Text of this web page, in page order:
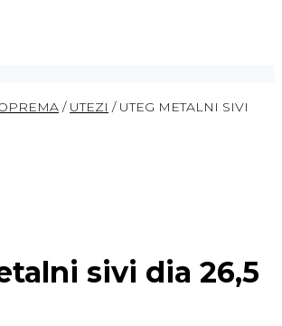
/ UTEZI / UTEG METALNI SIVI
sivi dia 26,5